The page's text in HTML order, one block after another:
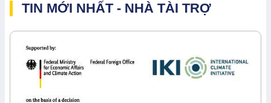
TIN MỚI NHẤT - NHÀ TÀI TRỢ